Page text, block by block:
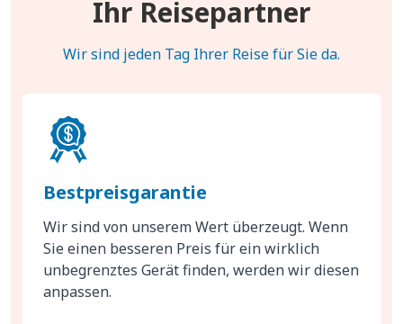
Ihr Reisepartner
Wir sind jeden Tag Ihrer Reise für Sie da.
Bestpreisgarantie
Wir sind von unserem Wert überzeugt. Wenn
Sie einen besseren Preis für ein wirklich
unbegrenztes Gerät finden, werden wir diesen
anpassen.